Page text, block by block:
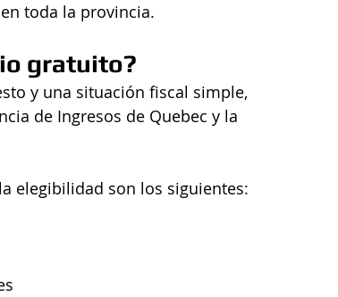
toda la provincia.
gratuito?
y una situación fiscal simple,
de Ingresos de Quebec y la
elegibilidad son los siguientes: